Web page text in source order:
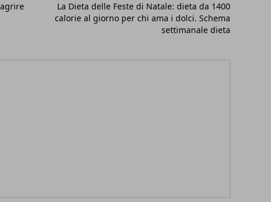
La Dieta delle Feste di Natale: dieta da 1400
calorie al giorno per chi ama i dolci. Schema
settimanale dieta